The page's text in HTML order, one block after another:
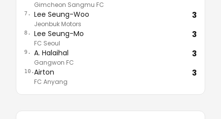
Gimcheon Sangmu FC
7. Lee Seung-Woo
Jeonbuk Motors
3
8. Lee Seung-Mo
FC Seoul
3
9. A. Halaihal
Gangwon FC
3
10.Airton
FC Anyang
3